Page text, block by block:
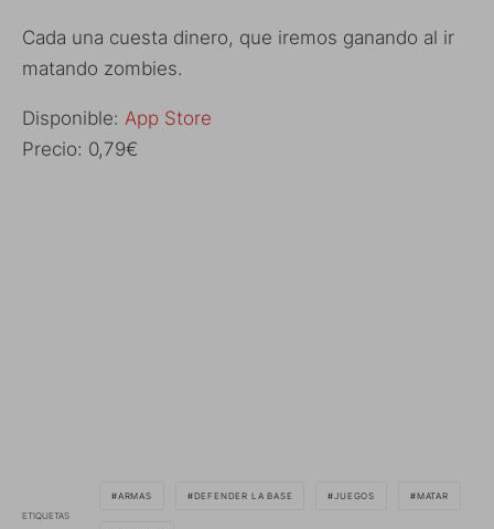
Cada una cuesta dinero, que iremos ganando al ir
matando zombies.
Disponible: App Store
Precio: 0,79€
ETIQUETAS
ARMAS DEFENDER LA BASE JUEGOS MATAR